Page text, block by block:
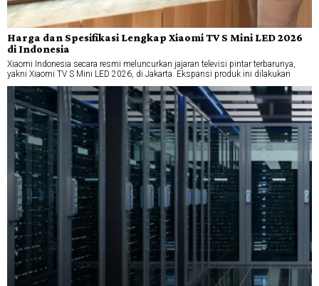
Harga dan Spesifikasi Lengkap Xiaomi TV S Mini LED 2026
di Indonesia
Xiaomi Indonesia secara resmi meluncurkan jajaran televisi pintar terbarunya,
yakni Xiaomi TV S Mini LED 2026, di Jakarta. Ekspansi produk ini dilakukan